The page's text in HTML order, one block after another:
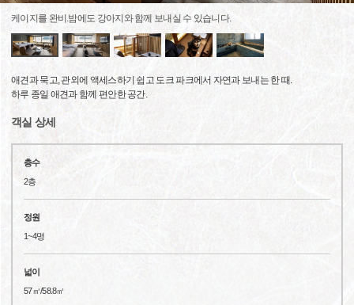
케이지를 완비.밤에도 강아지와 함께 보내실 수 있습니다.
애견과 묵고, 관외에 액세스하기 쉽고 도크 파크에서 자연과 보내는 한 때.
하루 종일 애견과 함께 편안한 공간.
객실 상세
층수
2층
정원
1~4명
넓이
57㎡/58.8㎡